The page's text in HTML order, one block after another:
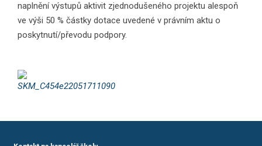
naplnění výstupů aktivit zjednodušeného projektu alespoň
ve výši 50 % částky dotace uvedené v právním aktu o
poskytnutí/převodu podpory.